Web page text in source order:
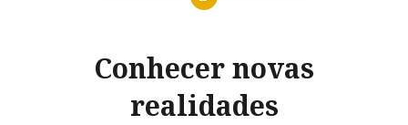
Conhecer novas
realidades